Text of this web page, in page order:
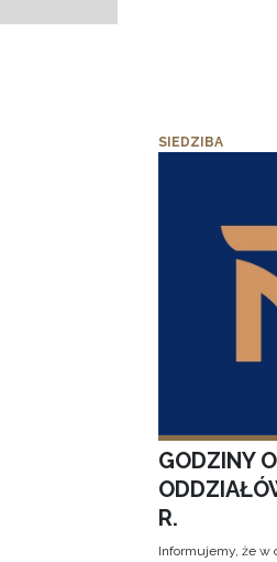
SIEDZIBA
GODZINY
R.
Informujemy, że w